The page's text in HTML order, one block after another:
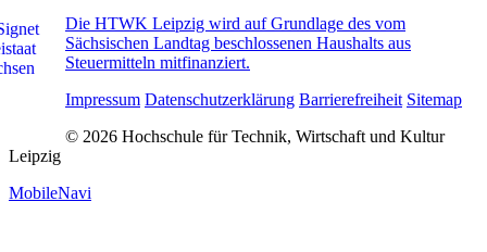
Die HTWK Leipzig wird auf Grundlage des vom
Sächsischen Landtag beschlossenen Haushalts aus
Steuermitteln mitfinanziert.
Impressum Datenschutzerklärung Barrierefreiheit Sitemap
© 2026 Hochschule für Technik, Wirtschaft und Kultur
Leipzig
MobileNavi